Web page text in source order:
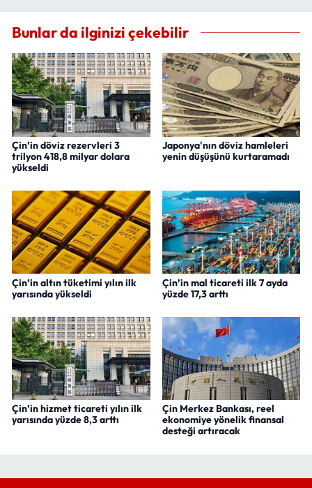
Bunlar da ilginizi çekebilir
Çin’in döviz rezervleri 3
trilyon 418,8 milyar dolara
yükseldi
Japonya'nın döviz hamleleri
yenin düşüşünü kurtaramadı
Çin’in altın tüketimi yılın ilk
yarısında yükseldi
Çin’in mal ticareti ilk 7 ayda
yüzde 17,3 arttı
Çin’in hizmet ticareti yılın ilk
yarısında yüzde 8,3 arttı
Çin Merkez Bankası, reel
ekonomiye yönelik finansal
desteği artıracak